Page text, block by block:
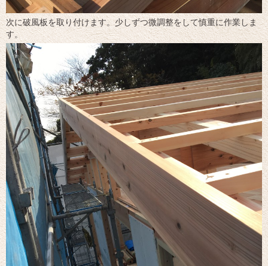
次に破風板を取り付けます。少しずつ微調整をして慎重に作業しま
す。